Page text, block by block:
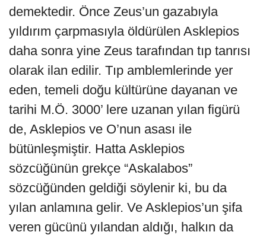
demektedir. Önce Zeus’un gazabıyla
yıldırım çarpmasıyla öldürülen Asklepios
daha sonra yine Zeus tarafından tıp tanrısı
olarak ilan edilir. Tıp amblemlerinde yer
eden, temeli doğu kültürüne dayanan ve
tarihi M.Ö. 3000’ lere uzanan yılan figürü
de, Asklepios ve O’nun asası ile
bütünleşmiştir. Hatta Asklepios
sözcüğünün grekçe “Askalabos”
sözcüğünden geldiği söylenir ki, bu da
yılan anlamına gelir. Ve Asklepios’un şifa
veren gücünü yılandan aldığı, halkın da